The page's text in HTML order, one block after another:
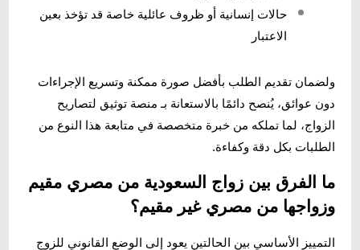
حالات إنسانية أو ظروف عائلية خاصة قد تؤخذ بعين
الاعتبار
ولضمان تقديم الطلب بأفضل صورة ممكنة وتسريع الإجراءات
دون عوائق، يُنصح دائمًا بالاستعانة بـ منصة توثيق لتصاريح
الزواج، لما تملكه من خبرة متخصصة في متابعة هذا النوع من
الطلبات بكل دقة وكفاءة.
ما الفرق بين زواج السعودية من مصري مقيم
وزواجها من مصري غير مقيم؟
التمييز الأساسي بين الحالتين يعود إلى الوضع القانوني للزوج